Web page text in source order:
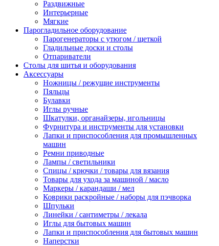
Раздвижные
Интерьерные
Мягкие
Парогладильное оборудование
Парогенераторы с утюгом / щеткой
Гладильные доски и столы
Отпариватели
Столы для шитья и оборудования
Аксессуары
Ножницы / режущие инструменты
Пяльцы
Булавки
Иглы ручные
Шкатулки, органайзеры, игольницы
Фурнитура и инструменты для установки
Лапки и приспособления для промышленных
машин
Ремни приводные
Лампы / светильники
Спицы / крючки / товары для вязания
Товары для ухода за машиной / масло
Маркеры / карандаши / мел
Коврики раскройные / наборы для пэчворка
Шпульки
Линейки / сантиметры / лекала
Иглы для бытовых машин
Лапки и приспособления для бытовых машин
Наперстки